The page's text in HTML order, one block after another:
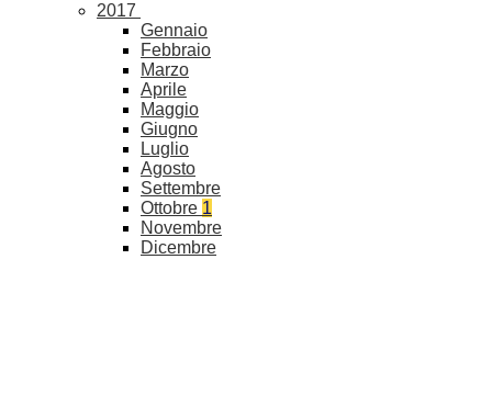
2017
Gennaio
Febbraio
Marzo
Aprile
Maggio
Giugno
Luglio
Agosto
Settembre
Ottobre 1
Novembre
Dicembre